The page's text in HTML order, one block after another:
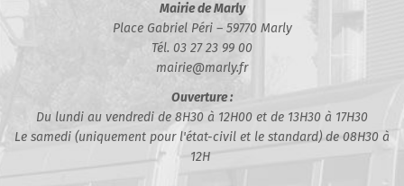
Mairie de Marly
Place Gabriel Péri – 59770 Marly
Tél. 03 27 23 99 00
mairie@marly.fr
Ouverture :
Du lundi au vendredi de 8H30 à 12H00 et de 13H30 à 17H30
Le samedi (uniquement pour l'état-civil et le standard) de 08H30 à
12H